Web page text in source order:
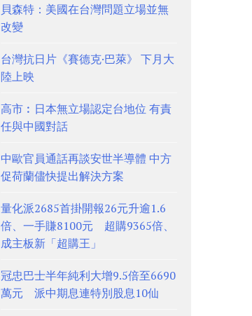
貝森特：美國在台灣問題立場並無
改變
台灣抗日片《賽德克·巴萊》 下月大
陸上映
高市︰日本無立場認定台地位 有責
任與中國對話
中歐官員通話再談安世半導體 中方
促荷蘭儘快提出解決方案
量化派2685首掛開報26元升逾1.6
倍、一手賺8100元 超購9365倍、
成主板新「超購王」
冠忠巴士半年純利大增9.5倍至6690
萬元 派中期息連特別股息10仙